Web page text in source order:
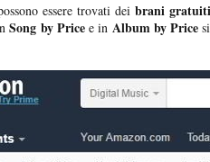
essere trovati dei brani gratuiti
Song by Pricee in Album by Price